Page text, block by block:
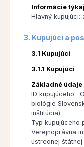
Informácie
Hlavný kupujúci:
3. Kupujúci a
3.1 Kupujúci
3.1.1 Kupujúci
Základné údaje
ID kupujúceho :
biológie
inštitúcia)
Typ kupujúceho
Verejnoprávna
ústrednej štátnej